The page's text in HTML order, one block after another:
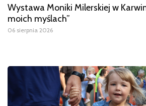
Wystawa Moniki Milerskiej w
moich myślach”
06 sierpnia 2026